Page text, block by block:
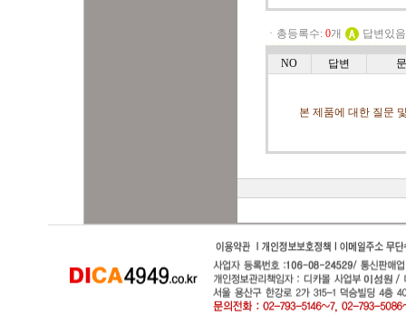
ㆍ총등록수: 0개 답변있
NO 답변
본 제품에 대한 질문